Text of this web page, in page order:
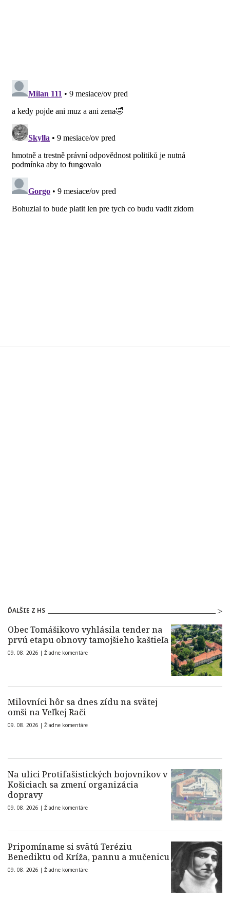
ĎALŠIE Z HS
Obec Tomášikovo vyhlásila tender na
prvú etapu obnovy tamojšieho kaštieľa
09. 08. 2026 | Žiadne komentáre
Milovníci hôr sa dnes zídu na svätej
omši na Veľkej Rači
09. 08. 2026 | Žiadne komentáre
Na ulici Protifašistických bojovníkov v
Košiciach sa zmení organizácia
dopravy
09. 08. 2026 | Žiadne komentáre
Pripomíname si svätú Teréziu
Benediktu od Kríža, pannu a mučenicu
09. 08. 2026 | Žiadne komentáre